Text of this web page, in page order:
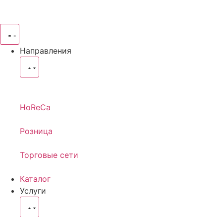
Направления
HoReCa
Розница
Торговые сети
Каталог
Услуги